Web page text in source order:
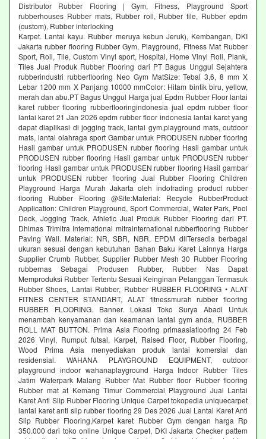
Distributor Rubber Flooring | Gym, Fitness, Playground Sport
rubberhouses Rubber mats, Rubber roll, Rubber tile, Rubber epdm
(custom), Rubber interlocking
Karpet. Lantai kayu. Rubber meruya kebun Jeruk), Kembangan, DKI
Jakarta rubber flooring Rubber Gym, Playground, Fitness Mat Rubber
Sport, Roll, Tile, Custom Vinyl sport, Hospital, Home Vinyl Roll, Plank,
Tiles Jual Produk Rubber Flooring dari PT Bagus Unggul Sejahtera
rubberindustri rubberflooring Neo Gym MatSize: Tebal 3,6, 8 mm X
Lebar 1200 mm X Panjang 10000 mmColor: Hitam bintik biru, yellow,
merah dan abu.PT Bagus Unggul Harga jual Epdm Rubber Floor lantai
karet rubber flooring rubberflooringindonesia jual epdm rubber floor
lantai karet 21 Jan 2026 epdm rubber floor indonesia lantai karet yang
dapat diaplikasi di jogging track, lantai gym,playground mats, outdoor
mats, lantai olahraga sport Gambar untuk PRODUSEN rubber flooring
Hasil gambar untuk PRODUSEN rubber flooring Hasil gambar untuk
PRODUSEN rubber flooring Hasil gambar untuk PRODUSEN rubber
flooring Hasil gambar untuk PRODUSEN rubber flooring Hasil gambar
untuk PRODUSEN rubber flooring Jual Rubber Flooring Children
Playground Harga Murah Jakarta oleh indotrading product rubber
flooring Rubber Flooring @Site:Material: Recycle RubberProduct
Application: Children Playground, Sport Commercial, Water Park, Pool
Deck, Jogging Track, Athletic Jual Produk Rubber Flooring dari PT.
Dhimas Trimitra International mitrainternational rubberflooring Rubber
Paving Wall. Material: NR, SBR, NBR, EPDM dllTersedia berbagai
ukuran sesuai dengan kebutuhan Bahan Baku Karet Lainnya Harga
Supplier Crumb Rubber, Supplier Rubber Mesh 30 Rubber Flooring
rubbernas Sebagai Produsen Rubber, Rubber Nas Dapat
Memproduksi Rubber Tertentu Sesuai Keinginan Pelanggan Termasuk
Rubber Shoes, Lantai Rubber, Rubber RUBBER FLOORING • ALAT
FITNES CENTER STANDART, ALAT fitnessmurah rubber flooring
RUBBER FLOORING. Banner. Lokasi Toko Surya Abadi Untuk
menambah kenyamanan dan keamanan lantai gym anda, RUBBER
ROLL MAT BUTTON. Prima Asia Flooring primaasiaflooring 24 Feb
2026 Vinyl, Rumput futsal, Karpet, Raised Floor, Rubber Flooring,
Wood Prima Asia menyediakan produk lantai komersial dan
residensial. WAHANA PLAYGROUND EQUIPMENT, outdoor
playground indoor wahanaplayground Harga Indoor Rubber Tiles
Jatim Waterpark Malang Rubber Mat Rubber floor Rubber flooring
Rubber mat at Kemang Timur Commercial Playground Jual Lantai
Karet Anti Slip Rubber Flooring Unique Carpet tokopedia uniquecarpet
lantai karet anti slip rubber flooring 29 Des 2026 Jual Lantai Karet Anti
Slip Rubber Flooring,Karpet karet Rubber Gym dengan harga Rp
350.000 dari toko online Unique Carpet, DKI Jakarta Checker pattem